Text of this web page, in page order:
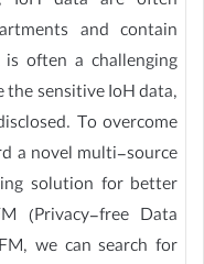
and contain
often a challenging
sensitive IoH data,
To overcome
a novel multi-source
solution for better
(Privacy-free Data
we can search for